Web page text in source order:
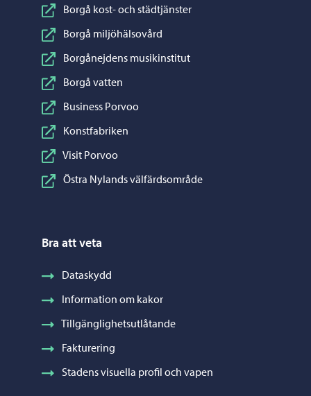
Borgå kost- och städtjänster
Borgå miljöhälsovård
Borgånejdens musikinstitut
Borgå vatten
Business Porvoo
Konstfabriken
Visit Porvoo
Östra Nylands välfärdsområde
Bra att veta
Dataskydd
Information om kakor
Tillgänglighetsutlåtande
Fakturering
Stadens visuella profil och vapen